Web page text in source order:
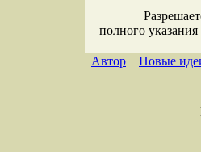
полного
Автор Новые